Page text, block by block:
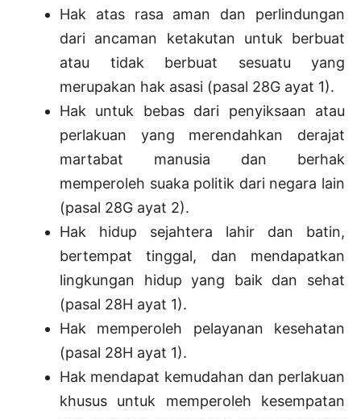
Hak atas rasa aman dan perlindungan
dari ancaman ketakutan untuk berbuat
atau tidak berbuat sesuatu yang
merupakan hak asasi (pasal 28G ayat 1).
Hak untuk bebas dari penyiksaan atau
perlakuan yang merendahkan derajat
martabat manusia dan berhak
memperoleh suaka politik dari negara lain
(pasal 28G ayat 2).
Hak hidup sejahtera lahir dan batin,
bertempat tinggal, dan mendapatkan
lingkungan hidup yang baik dan sehat
(pasal 28H ayat 1).
Hak memperoleh pelayanan kesehatan
(pasal 28H ayat 1).
Hak mendapat kemudahan dan perlakuan
khusus untuk memperoleh kesempatan